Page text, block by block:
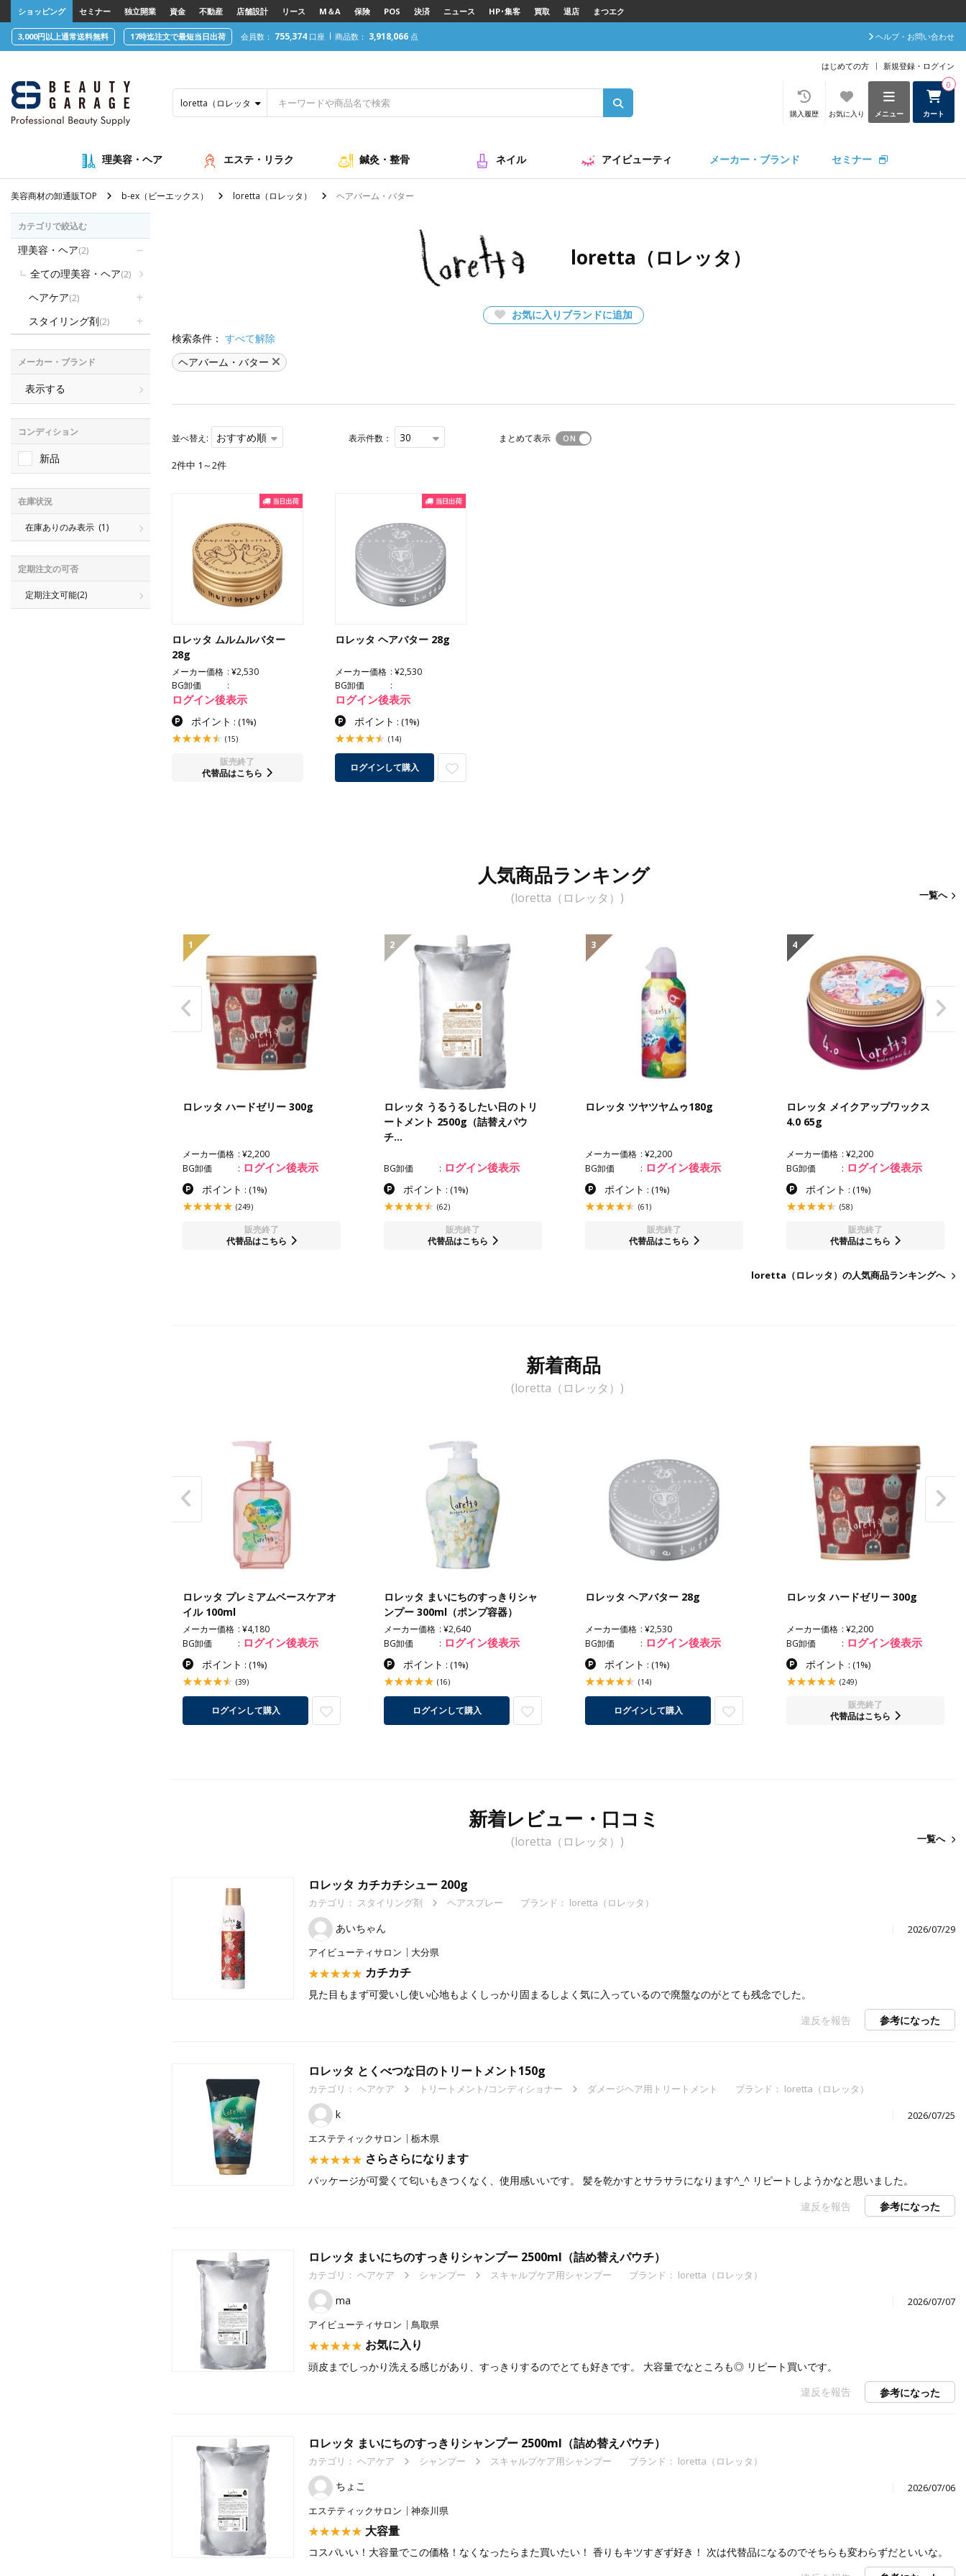
text.skipToContent
text.skipToNavigation
ショッピング セミナー 独立開業 資金 不動産 店舗設計 リース M＆A 保険 POS 決済 ニュース HP･集客 買取 退店 まつエク
3,000円以上通常送料無料 17時迄注文で最短当日出荷 会員数： 755,374 口座 商品数： 3,918,066 点 ヘルプ・お問い合わせ
はじめての方 新規登録・ログイン
カート
0
メニュー
お気に入り
購入履歴
loretta（ロレッタ）
理美容・ヘア エステ・リラク 鍼灸・整骨 ネイル アイビューティ メーカー・ブランド セミナー
美容商材の卸通販TOP b-ex（ビーエックス） loretta（ロレッタ） ヘアバーム・バター
カテゴリで絞込む
理美容・ヘア(2)
全ての理美容・ヘア(2)
ヘアケア(2)
スタイリング剤(2)
メーカー・ブランド
表示する
コンディション
新品
在庫状況
在庫ありのみ表示 (1)
定期注文の可否
定期注文可能(2)
loretta（ロレッタ）
お気に入りブランドに追加
検索条件： すべて解除
ヘアバーム・バター
並べ替え: おすすめ順 表示件数： 30 まとめて表示
2件中 1～2件
ロレッタ ムルムルバター
28g
メーカー価格
¥2,530
BG卸価
ログイン後表示
ポイント : (1%)
(15)
販売終了
代替品はこちら
ロレッタ ヘアバター 28g
メーカー価格
¥2,530
BG卸価
ログイン後表示
ポイント : (1%)
(14)
ログインして購入
人気商品ランキング
(loretta（ロレッタ）) 一覧へ
1
ロレッタ ハードゼリー 300g
メーカー価格
¥2,200
BG卸価
ログイン後表示
ポイント : (1%)
(249)
販売終了
代替品はこちら
2
ロレッタ うるうるしたい日のトリ
ートメント 2500g（詰替えパウ
チ…
BG卸価 ログイン後表示
ポイント : (1%)
(62)
販売終了
代替品はこちら
3
ロレッタ ツヤツヤムゥ180g
メーカー価格
¥2,200
BG卸価
ログイン後表示
ポイント : (1%)
(61)
販売終了
代替品はこちら
4
ロレッタ メイクアップワックス
4.0 65g
メーカー価格
¥2,200
BG卸価
ログイン後表示
ポイント : (1%)
(58)
販売終了
代替品はこちら
loretta（ロレッタ）の人気商品ランキングへ
新着商品
(loretta（ロレッタ）)
ロレッタ プレミアムベースケアオ
イル 100ml
メーカー価格
¥4,180
BG卸価
ログイン後表示
ポイント : (1%)
(39)
ログインして購入
ロレッタ まいにちのすっきりシャ
ンプー 300ml（ポンプ容器）
メーカー価格
¥2,640
BG卸価
ログイン後表示
ポイント : (1%)
(16)
ログインして購入
ロレッタ ヘアバター 28g
メーカー価格
¥2,530
BG卸価
ログイン後表示
ポイント : (1%)
(14)
ログインして購入
ロレッタ ハードゼリー 300g
メーカー価格
¥2,200
BG卸価
ログイン後表示
ポイント : (1%)
(249)
販売終了
代替品はこちら
新着レビュー・口コミ
(loretta（ロレッタ）) 一覧へ
ロレッタ カチカチシュー 200g
カテゴリ： スタイリング剤 ヘアスプレー ブランド： loretta（ロレッタ）
あいちゃん
2026/07/29
アイビューティサロン
大分県
カチカチ
見た目もまず可愛いし使い心地もよくしっかり固まるしよく気に入っているので廃盤なのがとても残念でした。
違反を報告
参考になった
ロレッタ とくべつな日のトリートメント150g
カテゴリ： ヘアケア トリートメント/コンディショナー ダメージヘア用トリートメント ブランド： loretta（ロレッタ）
k
2026/07/25
エステティックサロン
栃木県
さらさらになります
パッケージが可愛くて匂いもきつくなく、使用感いいです。 髪を乾かすとサラサラになります^_^ リピートしようかなと思いました。
違反を報告
参考になった
ロレッタ まいにちのすっきりシャンプー 2500ml（詰め替えパウチ）
カテゴリ： ヘアケア シャンプー スキャルプケア用シャンプー ブランド： loretta（ロレッタ）
ma
2026/07/07
アイビューティサロン
鳥取県
お気に入り
頭皮までしっかり洗える感じがあり、すっきりするのでとても好きです。 大容量でなところも◎ リピート買いです。
違反を報告
参考になった
ロレッタ まいにちのすっきりシャンプー 2500ml（詰め替えパウチ）
カテゴリ： ヘアケア シャンプー スキャルプケア用シャンプー ブランド： loretta（ロレッタ）
ちょこ
2026/07/06
エステティックサロン
神奈川県
大容量
コスパいい！大容量でこの価格！なくなったらまた買いたい！ 香りもキツすぎず好き！ 次は代替品になるのでそちらも変わらずだといいな。